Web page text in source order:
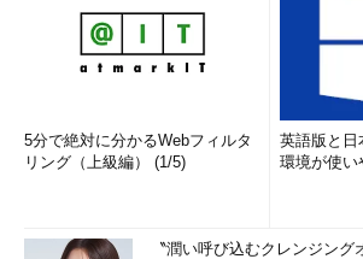
5分で絶対に分かるWebフィルタ
リング（上級編） (1/5)
英語版と日
環境が使い
〝潤い呼び込むクレンジング